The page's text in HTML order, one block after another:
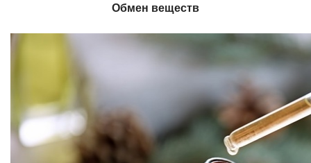
Обмен веществ